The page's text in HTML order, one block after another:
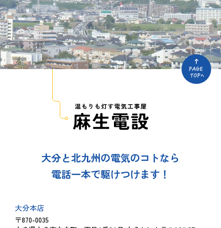
大分と北九州の電気のコトなら
電話一本で駆けつけます！
大分本店
〒870-0035